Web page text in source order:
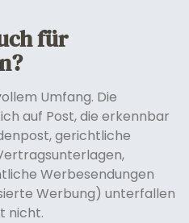
für
Umfang. Die
auf Post, die erkennbar
gerichtliche
Werbesendungen
Werbung) unterfallen
nicht.